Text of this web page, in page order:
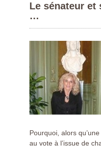
Le sénateur et
…
Pourquoi, alors
au vote à l’issue de